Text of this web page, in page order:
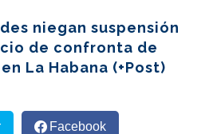
niegan suspensión
de confronta de
La Habana (+Post)
Facebook